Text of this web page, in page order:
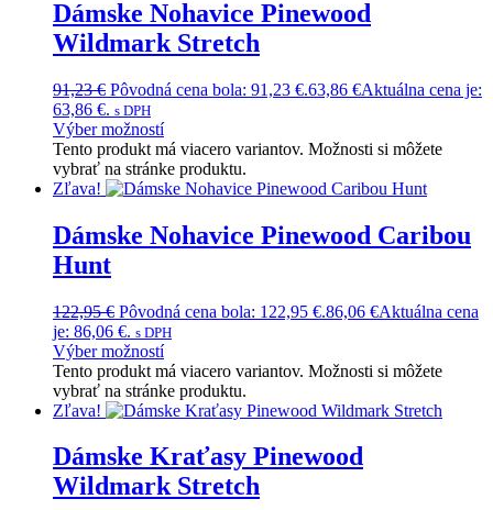
Dámske Nohavice Pinewood
Wildmark Stretch
91,23€ Pôvodná cena bola: 91,23 €.63,86 €Aktuálna cena je:
63,86 €. s DPH
Výber možností
Tento produkt má viacero variantov. Možnosti si môžete
vybrať na stránke produktu.
Zľava!
Dámske Nohavice Pinewood Caribou
Hunt
122,95€ Pôvodná cena bola: 122,95 €.86,06 €Aktuálna cena
je: 86,06 €. s DPH
Výber možností
Tento produkt má viacero variantov. Možnosti si môžete
vybrať na stránke produktu.
Zľava!
Dámske Kraťasy Pinewood
Wildmark Stretch